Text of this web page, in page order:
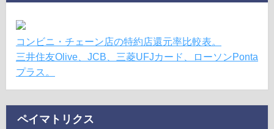
コンビニ・チェーン店の特約店還元率比較表。
三井住友Olive、JCB、三菱UFJカード、ローソンPonta
プラス。
ペイマトリクス